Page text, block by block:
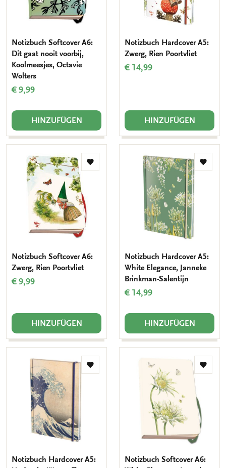
Notizbuch Softcover A6:
Dit gaat nooit voorbij,
Koolmeesjes, Octavie
Wolters
€ 9,99
HINZUFÜGEN
Notizbuch Hardcover A5:
Zwerg, Rien Poortvliet
€ 14,99
HINZUFÜGEN
Zur
Notizbuch Softcover A6:
Zwerg, Rien Poortvliet
€ 9,99
HINZUFÜGEN
Zur
Notizbuch Hardcover A5:
White Elegance, Janneke
Brinkman-Salentijn
€ 14,99
HINZUFÜGEN
Zur
Notizbuch Hardcover A5:
Zur
Notizbuch Softcover A6: